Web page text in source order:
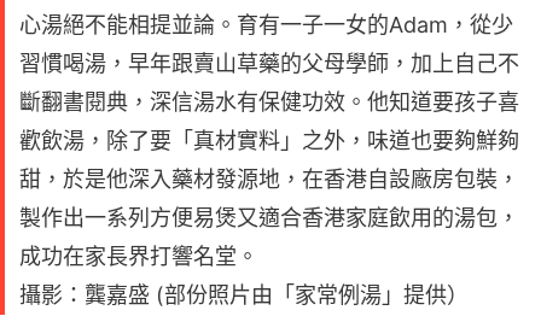
心湯絕不能相提並論。育有一子一女的Adam，從少
習慣喝湯，早年跟賣山草藥的父母學師，加上自己不
斷翻書閱典，深信湯水有保健功效。他知道要孩子喜
歡飲湯，除了要「真材實料」之外，味道也要夠鮮夠
甜，於是他深入藥材發源地，在香港自設廠房包裝，
製作出一系列方便易煲又適合香港家庭飲用的湯包，
成功在家長界打響名堂。
攝影：龔嘉盛 (部份照片由「家常例湯」提供）